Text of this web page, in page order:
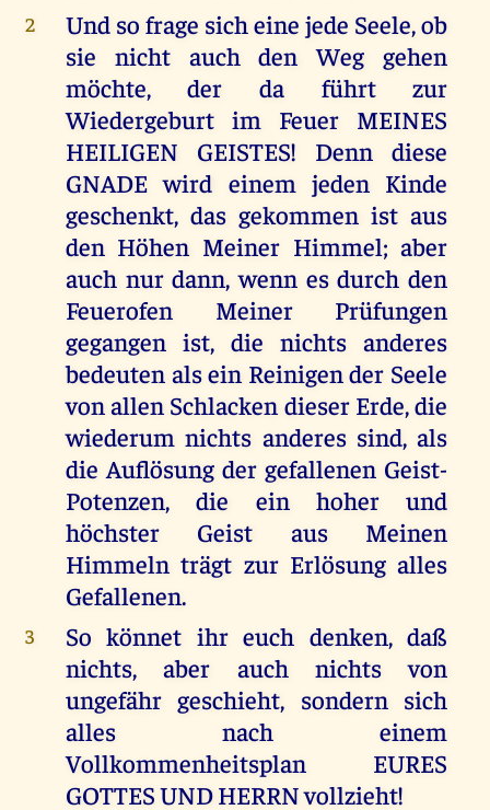
2
Und so frage sich eine jede Seele, ob
sie nicht auch den Weg gehen
möchte, der da führt zur
Wiedergeburt im Feuer MEINES
HEILIGEN GEISTES! Denn diese
GNADE wird einem jeden Kinde
geschenkt, das gekommen ist aus
den Höhen Meiner Himmel; aber
auch nur dann, wenn es durch den
Feuerofen Meiner Prüfungen
gegangen ist, die nichts anderes
bedeuten als ein Reinigen der Seele
von allen Schlacken dieser Erde, die
wiederum nichts anderes sind, als
die Auflösung der gefallenen Geist-
Potenzen, die ein hoher und
höchster Geist aus Meinen
Himmeln trägt zur Erlösung alles
Gefallenen.
3
So könnet ihr euch denken, daß
nichts, aber auch nichts von
ungefähr geschieht, sondern sich
alles nach einem
Vollkommenheitsplan EURES
GOTTES UND HERRN vollzieht!